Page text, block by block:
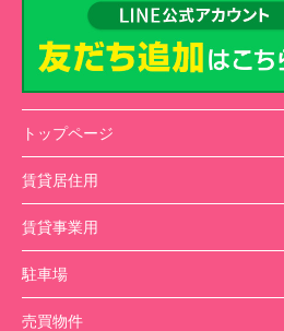
トップページ
賃貸居住用
賃貸事業用
駐車場
売買物件